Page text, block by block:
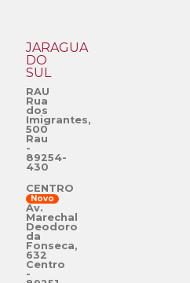
JARAGUÁ
DO
SUL
RAU
Rua
dos
Imigrantes,
500
Rau
-
89254-
430
CENTRO
Novo
Av.
Marechal
Deodoro
da
Fonseca,
632
Centro
-